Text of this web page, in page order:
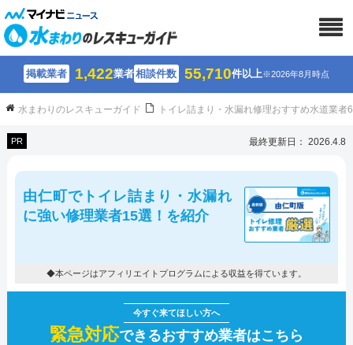
掲載業者 1,422業者相談件数 55,710件以上※2026年8月時点
水まわりのレスキューガイド トイレ詰まり・水漏れ修理おすすめ水道業
PR 最終更新日： 2026.4.8
由仁町でトイレ詰まり・水漏れ
に強い修理業者15選！を紹介
◆本ページはアフィリエイトプログラムによる収益を得ています。
緊急対応できるおすすめ業者はこちら